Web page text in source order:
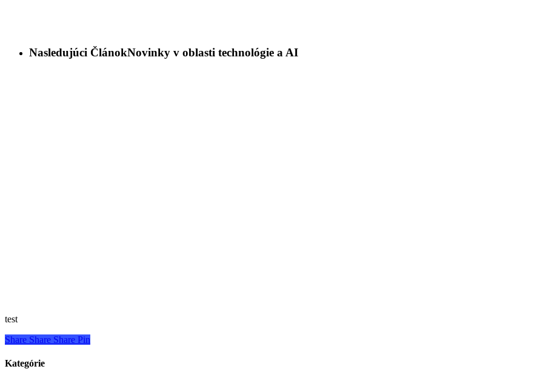
Nasledujúci ČlánokNovinky v oblasti technológie a AI
test
Share Share Share Pin
Kategórie